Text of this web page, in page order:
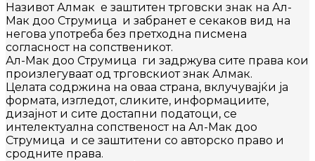
Називот Алмак е заштитен трговски знак на Ал-
Мак доо Струмица и забранет е секаков вид на
негова употреба без претходна писмена
согласност на сопственикот.
Ал-Мак доо Струмица ги задржува сите права кои
произлегуваат од трговскиот знак Алмак.
Целата содржина на оваа страна, вклучувајќи ја
формата, изгледот, сликите, информациите,
дизајнот и сите достапни податоци, се
интелектуална сопственост на Ал-Мак доо
Струмица и се заштитени со авторско право и
сродните права.